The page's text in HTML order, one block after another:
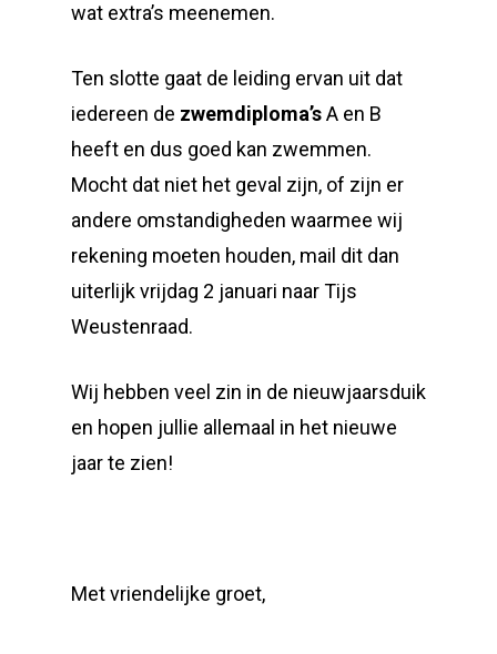
wat extra’s meenemen.
Ten slotte gaat de leiding ervan uit dat
iedereen de zwemdiploma’sA en B
heeft en dus goed kan zwemmen.
Mocht dat niet het geval zijn, of zijn er
andere omstandigheden waarmee wij
rekening moeten houden, mail dit dan
uiterlijk vrijdag 2 januari naar Tijs
Weustenraad.
Wij hebben veel zin in de nieuwjaarsduik
en hopen jullie allemaal in het nieuwe
jaar te zien!
Met vriendelijke groet,